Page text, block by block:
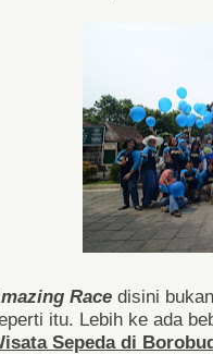
Race disini
itu. Lebih ke ada
Sepeda di